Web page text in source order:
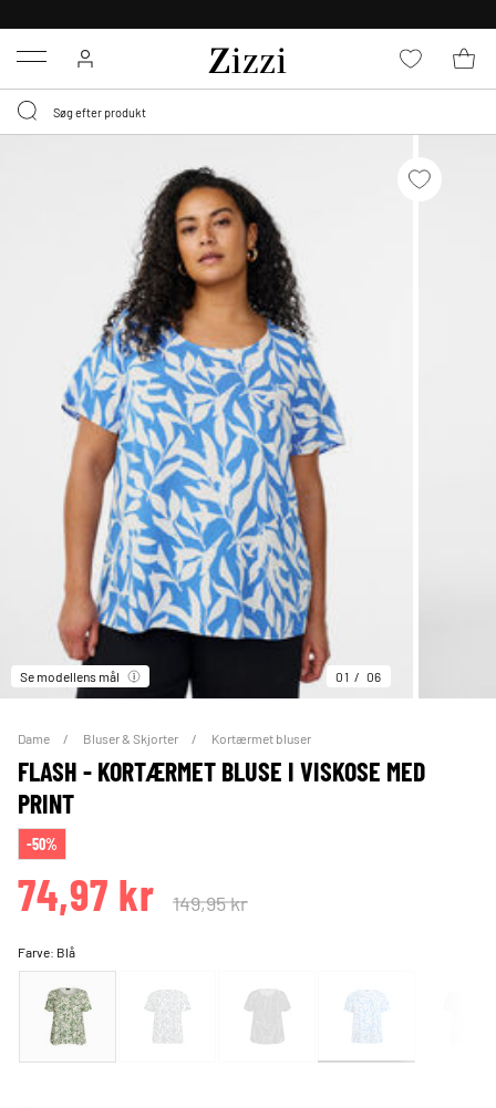
Menu
Se modellens mål 01 06
Dame Bluser & Skjorter Kortærmet bluser
FLASH - KORTÆRMET BLUSE I VISKOSE MED
PRINT
-50%
74,97 kr 149,95 kr
Farve: Blå